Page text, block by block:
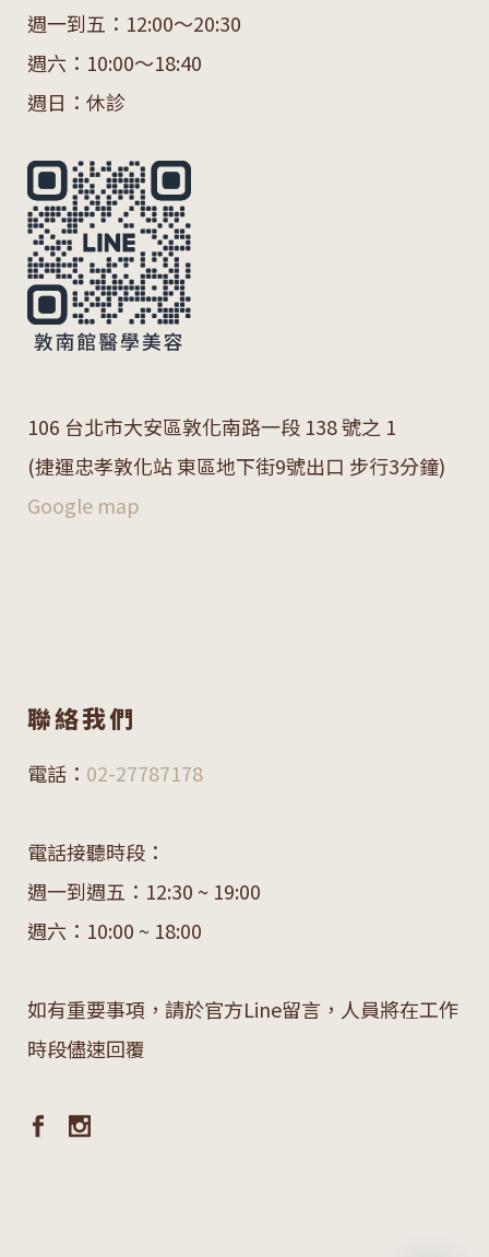
週一到五：12:00～20:30
週六：10:00～18:40
週日：休診
106 台北市大安區敦化南路一段 138 號之 1
(捷運忠孝敦化站 東區地下街9號出口 步行3分鐘)
Google map
聯絡我們
電話： 02-27787178
電話接聽時段：
週一到週五：12:30 ~ 19:00
週六：10:00 ~ 18:00
如有重要事項，請於官方Line留言，人員將在工作
時段儘速回覆